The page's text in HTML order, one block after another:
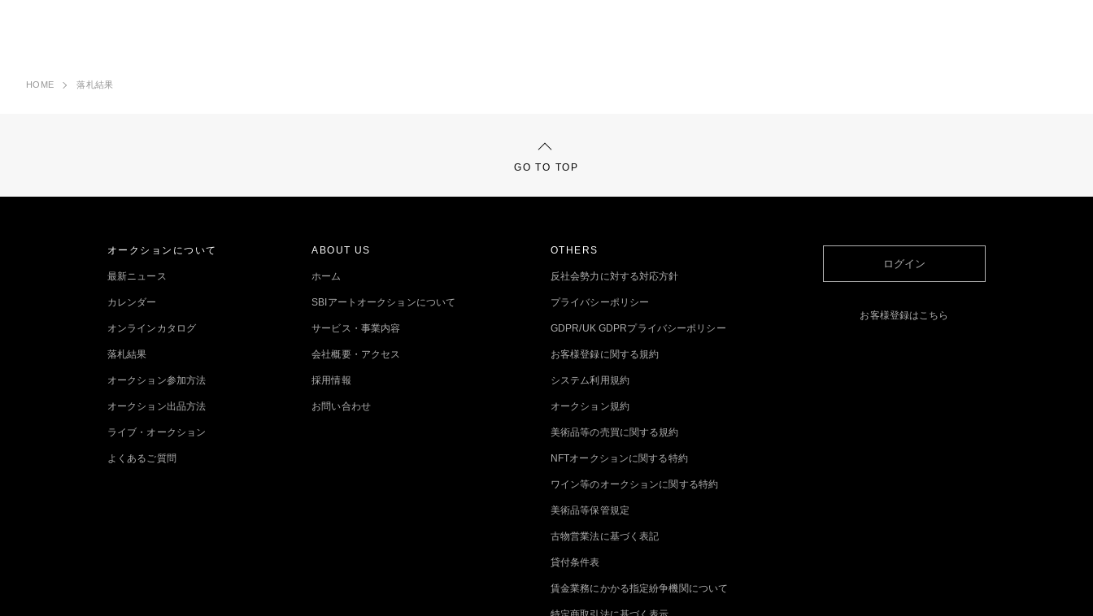
HOME 落札結果
GO TO TOP
オークションについて
最新ニュース
カレンダー
オンラインカタログ
落札結果
オークション参加方法
オークション出品方法
ライブ・オークション
よくあるご質問
ABOUT US
ホーム
SBIアートオークションについて
サービス・事業内容
会社概要・アクセス
採用情報
お問い合わせ
OTHERS
反社会勢力に対する対応方針
プライバシーポリシー
GDPR/UK GDPRプライバシーポリシー
お客様登録に関する規約
システム利用規約
オークション規約
美術品等の売買に関する規約
NFTオークションに関する特約
ワイン等のオークションに関する特約
美術品等保管規定
古物営業法に基づく表記
貸付条件表
賃金業務にかかる指定紛争機関について
ログイン
お客様登録はこちら